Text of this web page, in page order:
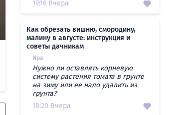
19:16 Вчера
Как обрезать вишню, смородину,
малину в августе: инструкция и
советы дачникам
Ира
Нужно ли оставлять корневую
систему растения томата в грунте
на зиму или ее надо удалить из
грунта?
18:20 Вчера